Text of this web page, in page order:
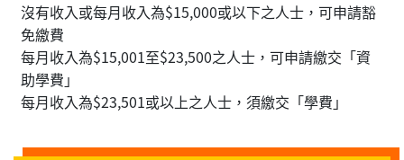
沒有收入或每月收入為$15,000或以下之人士，可申請豁
免繳費
每月收入為$15,001至$23,500之人士，可申請繳交「資
助學費」
每月收入為$23,501或以上之人士，須繳交「學費」